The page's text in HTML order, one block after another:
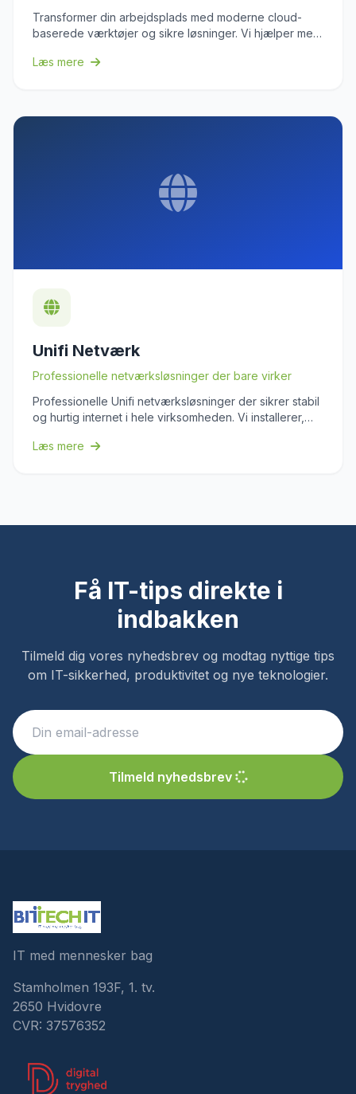
Transformer din arbejdsplads med moderne cloud-
baserede værktøjer og sikre løsninger. Vi hjælper med
øger produktivitet og samarbejde.
Læs mere
Unifi Netværk
Professionelle netværksløsninger der bare virker
Professionelle Unifi netværksløsninger der sikrer stabil
og hurtig internet i hele virksomheden. Vi installerer,
fokusere på din forretning med tryghed om konstant
Læs mere
Få IT-tips direkte i
indbakken
Tilmeld dig vores nyhedsbrev og modtag nyttige tips
om IT-sikkerhed, produktivitet og nye teknologier.
Tilmeld nyhedsbrev
IT med mennesker bag
Stamholmen 193F, 1. tv.
2650 Hvidovre
CVR: 37576352